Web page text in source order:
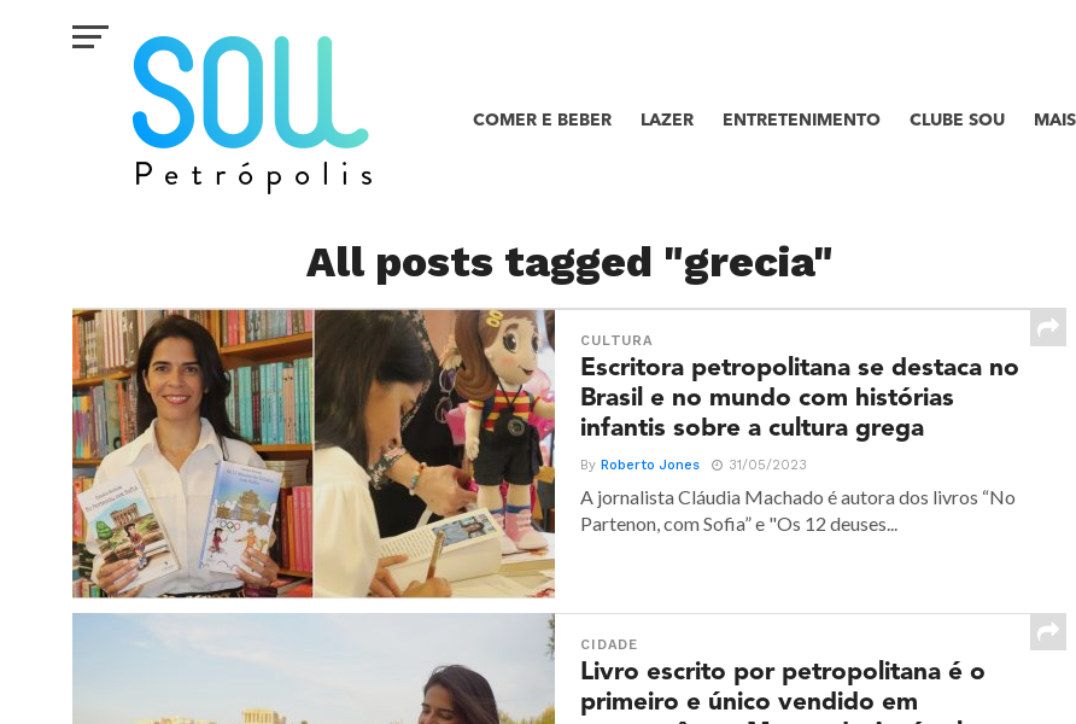
COMER E BEBER LAZER ENTRETENIMENTO CLUBE SOU MAIS
All posts tagged "grecia"
CULTURA
Escritora petropolitana se destaca no
Brasil e no mundo com histórias
infantis sobre a cultura grega
ByRoberto Jones 31/05/2023
A jornalista Cláudia Machado é autora dos livros “No
Partenon, com Sofia” e "Os 12 deuses...
CIDADE
Livro escrito por petropolitana é o
primeiro e único vendido em